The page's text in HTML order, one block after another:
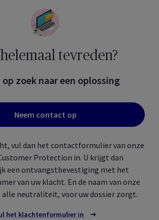
tevreden?
op zoek naar een oplossing
Neem contact op
vul dan het contactformulier van onze
Protection in. U krijgt dan
een ontvangstbevestiging met het
van uw klacht. En de naam van onze
alle neutraliteit, voor uw dossier zorgt.
het klachtenformulier in